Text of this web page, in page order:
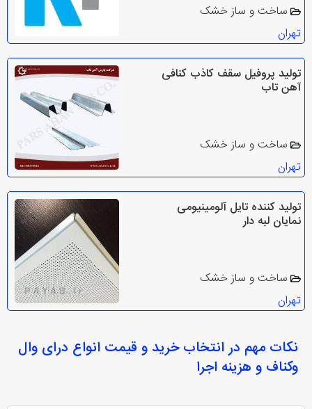
ساخت و ساز خشک
تهران
تولید پروفیل سقف کاذب کنافی
آهن تاب
ساخت و ساز خشک
تهران
تولید کننده تایل آلومینیومی
نمایان لبه دار
ساخت و ساز خشک
تهران
نکات مهم در انتخابخرید و قیمت انواع درای وال
وکناف و هزینه اجرا